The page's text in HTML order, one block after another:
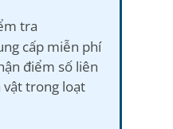
tra
cấp miễn phí
điểm số liên
vật trong loạt